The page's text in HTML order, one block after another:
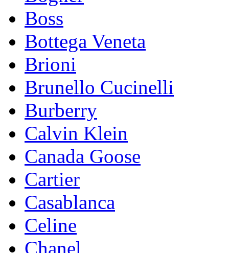
Boss
Bottega Veneta
Brioni
Brunello Cucinelli
Burberry
Calvin Klein
Canada Goose
Cartier
Casablanca
Celine
Chanel